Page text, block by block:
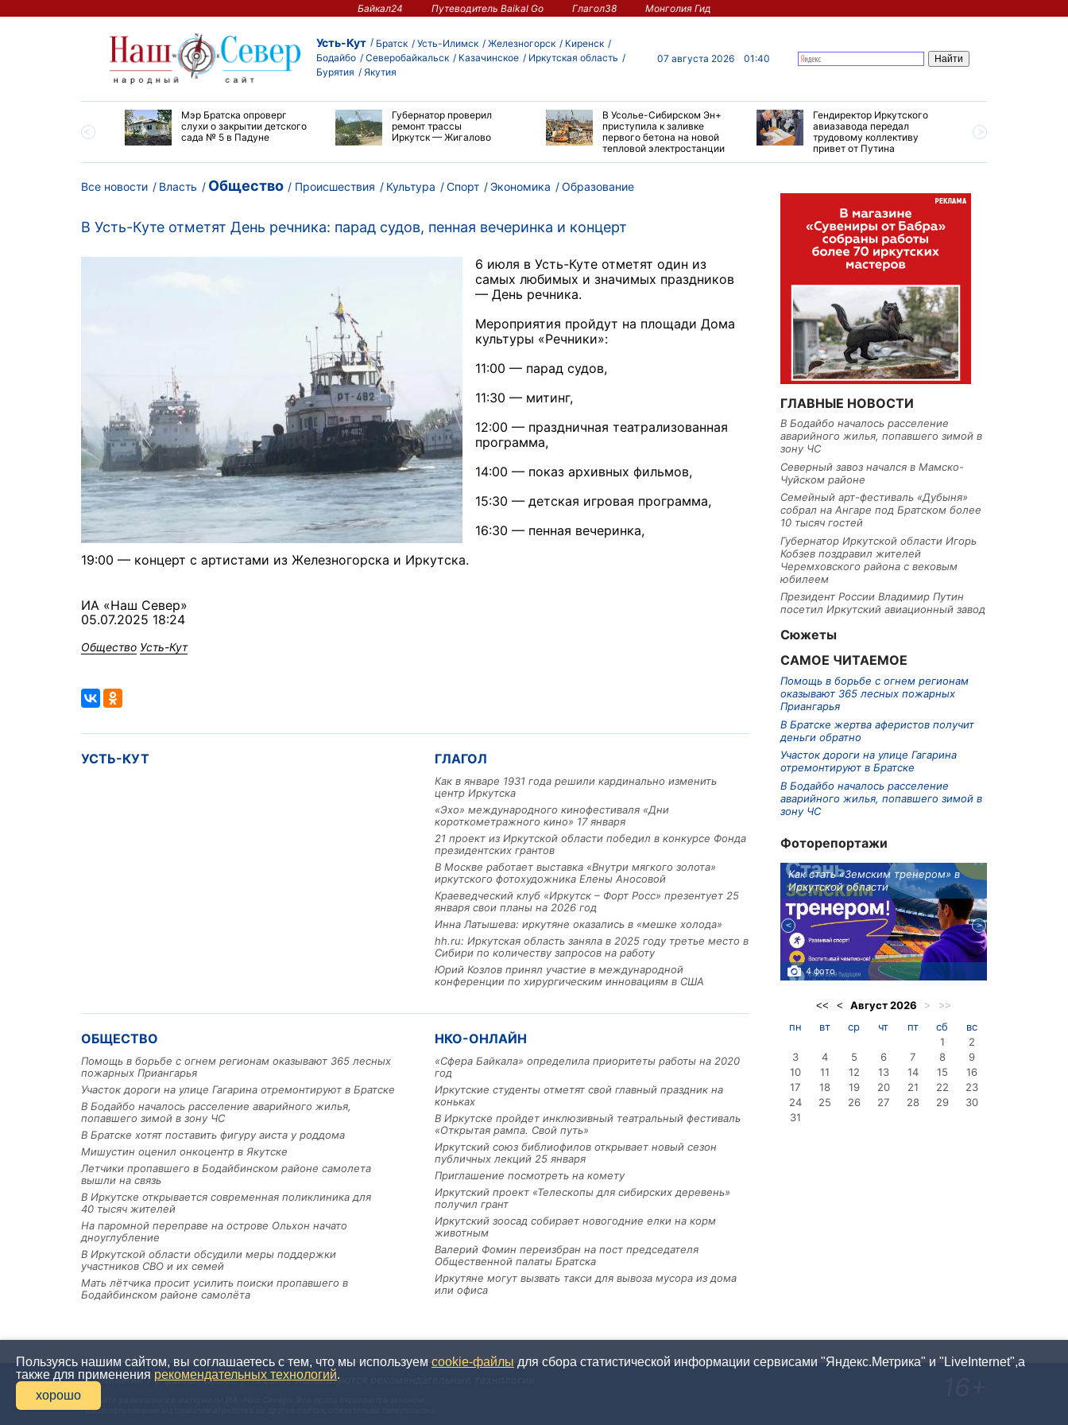
Байкал24 Путеводитель Baikal Go Глагол38 Монголия Гид
Усть-Кут Братск Усть-Илимск Железногорск
Киренск
Бодайбо
Северобайкальск Казачинское
Иркутская область
Бурятия
Якутия
07 августа 2026 01:40
Мэр Братска опроверг
слухи о закрытии детского
сада № 5 в Падуне
Губернатор проверил
ремонт трассы
Иркутск — Жигалово
В Усолье-Сибирском Эн+
приступила к заливке
первого бетона на новой
тепловой электростанции
Гендиректор Иркутского
авиазавода передал
трудовому коллективу
привет от Путина
Все новости Власть Общество Происшествия Культура Спорт Экономика Образование
В Усть-Куте отметят День речника: парад судов, пенная вечеринка и концерт
6 июля в Усть-Куте отметят один из
самых любимых и значимых праздников
— День речника.
Мероприятия пройдут на площади Дома
культуры «Речники»:
11:00 — парад судов,
11:30 — митинг,
12:00 — праздничная театрализованная
программа,
14:00 — показ архивных фильмов,
15:30 — детская игровая программа,
16:30 — пенная вечеринка,
19:00 — концерт с артистами из Железногорска и Иркутска.
ИА «Наш Север»
05.07.2025 18:24
Общество Усть-Кут
УСТЬ-КУТ ГЛАГОЛ
Как в январе 1931 года решили кардинально изменить
центр Иркутска
«Эхо» международного кинофестиваля «Дни
короткометражного кино» 17 января
21 проект из Иркутской области победил в конкурсе Фонда
президентских грантов
В Москве работает выставка «Внутри мягкого золота»
иркутского фотохудожника Елены Аносовой
Краеведческий клуб «Иркутск – Форт Росс» презентует 25
января свои планы на 2026 год
Инна Латышева: иркутяне оказались в «мешке холода»
hh.ru: Иркутская область заняла в 2025 году третье место в
Сибири по количеству запросов на работу
Юрий Козлов принял участие в международной
конференции по хирургическим инновациям в США
ОБЩЕСТВО
Помощь в борьбе с огнем регионам оказывают 365 лесных
пожарных Приангарья
Участок дороги на улице Гагарина отремонтируют в Братске
В Бодайбо началось расселение аварийного жилья,
попавшего зимой в зону ЧС
В Братске хотят поставить фигуру аиста у роддома
Мишустин оценил онкоцентр в Якутске
Летчики пропавшего в Бодайбинском районе самолета
вышли на связь
В Иркутске открывается современная поликлиника для
40 тысяч жителей
На паромной переправе на острове Ольхон начато
дноуглубление
В Иркутской области обсудили меры поддержки
участников СВО и их семей
Мать лётчика просит усилить поиски пропавшего в
Бодайбинском районе самолёта
НКО-ОНЛАЙН
«Сфера Байкала» определила приоритеты работы на 2020
год
Иркутские студенты отметят свой главный праздник на
коньках
В Иркутске пройдет инклюзивный театральный фестиваль
«Открытая рампа. Свой путь»
Иркутский союз библиофилов открывает новый сезон
публичных лекций 25 января
Приглашение посмотреть на комету
Иркутский проект «Телескопы для сибирских деревень»
получил грант
Иркутский зоосад собирает новогодние елки на корм
животным
Валерий Фомин переизбран на пост председателя
Общественной палаты Братска
Иркутяне могут вызвать такси для вывоза мусора из дома
или офиса
ГЛАВНЫЕ НОВОСТИ
В Бодайбо началось расселение
аварийного жилья, попавшего зимой в
зону ЧС
Северный завоз начался в Мамско-
Чуйском районе
Семейный арт-фестиваль «Дубыня»
собрал на Ангаре под Братском более
10 тысяч гостей
Губернатор Иркутской области Игорь
Кобзев поздравил жителей
Черемховского района с вековым
юбилеем
Президент России Владимир Путин
посетил Иркутский авиационный завод
Сюжеты
САМОЕ ЧИТАЕМОЕ
Помощь в борьбе с огнем регионам
оказывают 365 лесных пожарных
Приангарья
В Братске жертва аферистов получит
деньги обратно
Участок дороги на улице Гагарина
отремонтируют в Братске
В Бодайбо началось расселение
аварийного жилья, попавшего зимой в
зону ЧС
Фоторепортажи
Льготный заём в 9 миллионов
рублей получит
машиностроительное предприятие
из Иркутской области
3 фото
Как стать «Земским тренером» в
Иркутской области
4 фото
<< < Август2026 > >>
пн вт ср чт пт сб
вс
1
2
3
4 5 6 7 8
9
10
11 12 13 14 15
16
17
18 19 20 21 22
23
24
25 26 27 28 29
30
31
О компании О файлах cookie На сайте используются рекомендательные технологии
При использовании материалов агентства на других сайтах, обязательна гиперссылка.
Пользуясь нашим сайтом, вы соглашаетесь с тем, что мы используем cookie-файлы для сбора статистической информации сервисами "Яндекс.Метрика" и "LiveInternet",а
также для применения рекомендательных технологий.
хорошо